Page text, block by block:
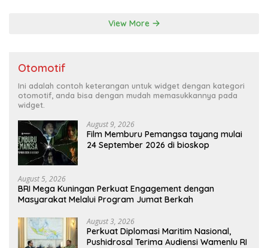
View More
Otomotif
Ini adalah contoh keterangan untuk widget dengan kategori
otomotif, anda bisa dengan mudah memasukkannya pada
widget.
August 9, 2026
Film Memburu Pemangsa tayang mulai
24 September 2026 di bioskop
August 5, 2026
BRI Mega Kuningan Perkuat Engagement dengan
Masyarakat Melalui Program Jumat Berkah
August 3, 2026
Perkuat Diplomasi Maritim Nasional,
Pushidrosal Terima Audiensi Wamenlu RI